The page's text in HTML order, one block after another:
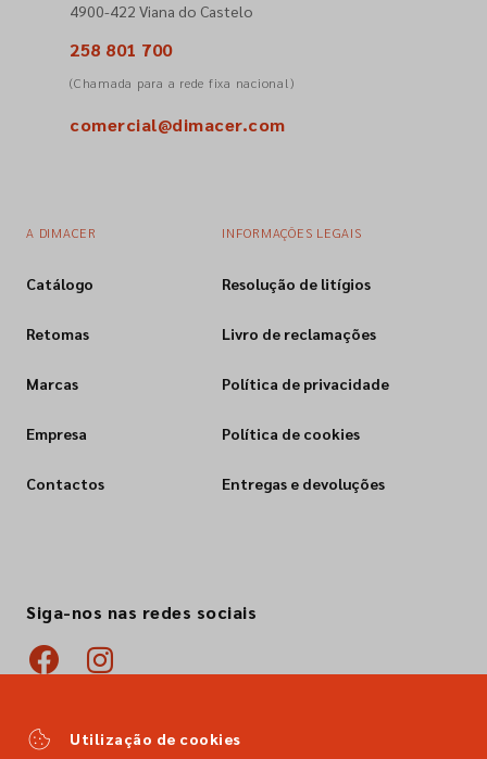
4900-422 Viana do Castelo
258 801 700
(Chamada para a rede fixa nacional)
comercial@dimacer.com
A DIMACER
Catálogo
Retomas
Marcas
Empresa
Contactos
INFORMAÇÕES LEGAIS
Resolução de litígios
Livro de reclamações
Política de privacidade
Política de cookies
Entregas e devoluções
Siga-nos nas redes sociais
Utilização de cookies